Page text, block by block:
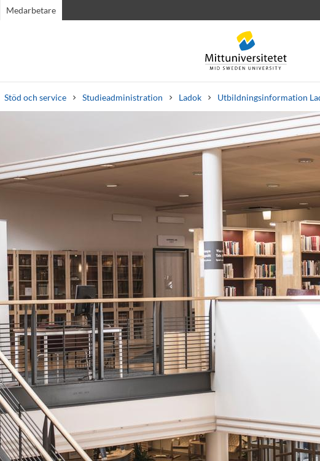
Medarbetare
Stöd och service Studieadministration Ladok Utbildningsinformation
KursplanerVälkomstbrevPersonal